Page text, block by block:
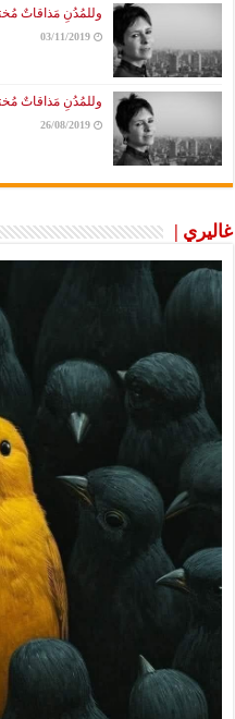
وللمُدُنِ مَذاقاتٌ
03/11/2019
وللمُدُنِ مَذاقاتٌ
26/08/2019
غاليري |